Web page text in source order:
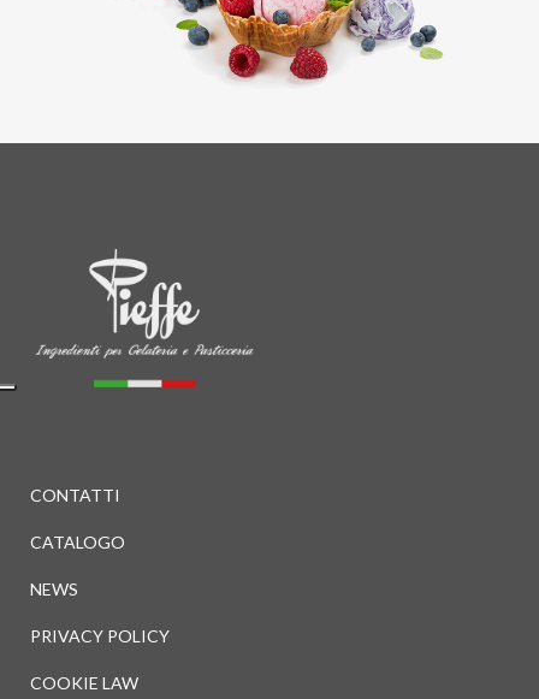
CONTATTI
CATALOGO
NEWS
PRIVACY POLICY
COOKIE LAW